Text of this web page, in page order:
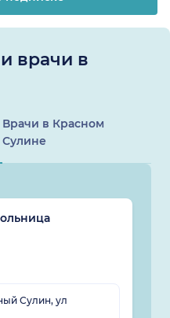
врачи в
Врачи в Красном
Сулине
Сулин, ул